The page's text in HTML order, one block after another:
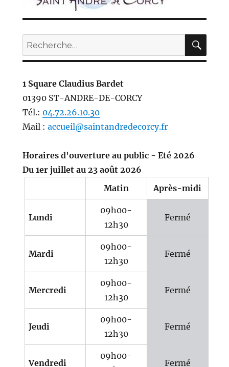
Recherche
pour :
1 Square Claudius Bardet
01390 ST-ANDRE-DE-CORCY
Tél.: 04.72.26.10.30
Mail : accueil@saintandredecorcy.fr
Horaires d'ouverture au public - Eté 2026
Du 1er juillet au 23 août 2026
Matin
Après-midi
Lundi
09h00-
12h30
Fermé
Mardi
09h00-
12h30
Fermé
Mercredi
09h00-
12h30
Fermé
Jeudi
09h00-
12h30
Fermé
Vendredi
09h00-
Fermé